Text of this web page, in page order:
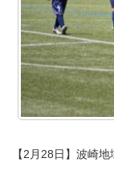
【2月28日】波崎